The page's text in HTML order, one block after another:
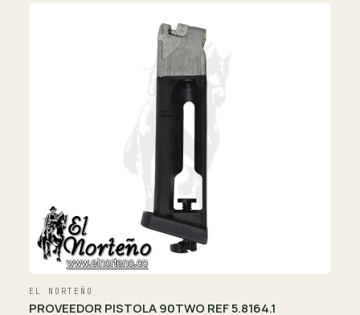
EL NORTEÑO
PROVEEDOR PISTOLA 90TWO REF 5.8164.1